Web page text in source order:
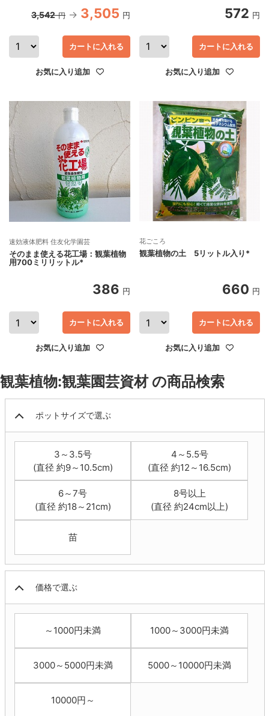
3,542 円 3,505 円
カートに入れる
お気に入り追加
572 円
カートに入れる
お気に入り追加
速効液体肥料 住友化学園芸
そのまま使える花工場：観葉植物
用700ミリリットル*
386 円
カートに入れる
お気に入り追加
花ごころ
観葉植物の土 5リットル入り*
660 円
カートに入れる
お気に入り追加
観葉植物:観葉園芸資材 の商品検索
ポットサイズで選ぶ
3～3.5号
(直径 約9～10.5cm)
4～5.5号
(直径 約12～16.5cm)
6～7号
(直径 約18～21cm)
8号以上
(直径 約24cm以上)
苗
価格で選ぶ
～1000円未満 1000～3000円未満
3000～5000円未満 5000～10000円未満
10000円～